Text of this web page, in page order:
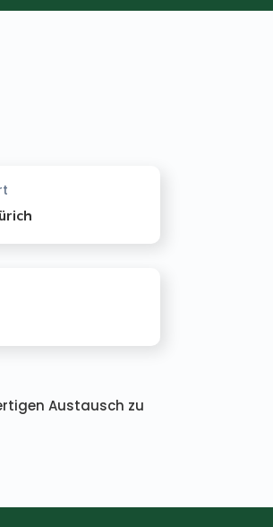
Austausch zu